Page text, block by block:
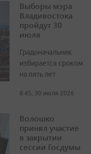
Выборы мэра
Владивостока
пройдут 30
июля
Градоначальник
избирается сроком
на пять лет
8:45, 30 июля 2026
Волошко
принял участие
в закрытии
сессии Госдумы